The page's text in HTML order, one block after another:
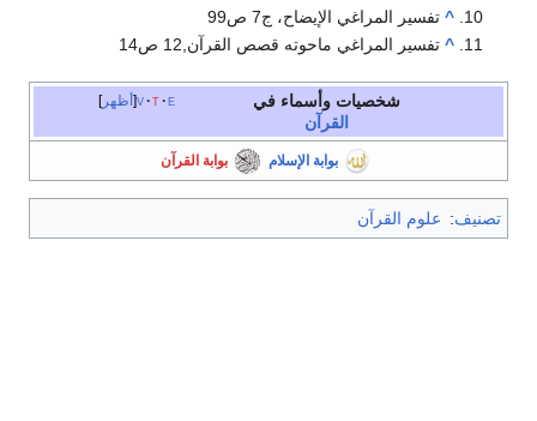
^ تفسير المراغي الإيضاح، ج7 ص99
^ تفسير المراغي ماحوته قصص القرآن,12 ص14
أظهر v t e
شخصيات وأسماء في
القرآن
بوابة الإسلام بوابة القرآن
تصنيف: علوم القرآن